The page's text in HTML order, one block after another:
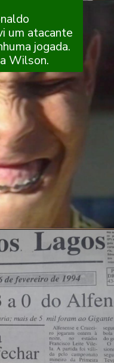
um atacante
jogada.
Wilson.